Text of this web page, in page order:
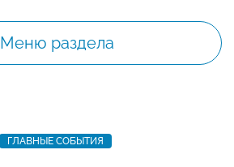
Меню раздела
ГЛАВНЫЕ СОБЫТИЯ